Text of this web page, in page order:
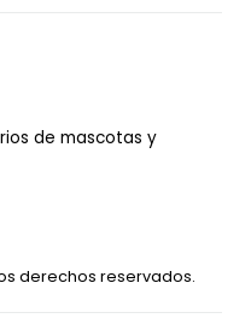
de mascotas y
derechos reservados.